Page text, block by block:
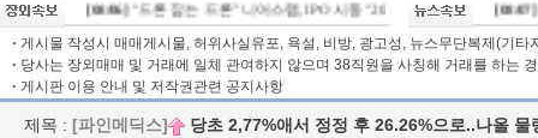
[08/06]"드론 잡는 드론" 니어스랩, IPO 시동 "2029년 방공망 체계 편입"
[08/07]"
· 게시물 작성시 매매게시물, 허위사실유포, 욕설, 비방, 광고성, 뉴스무단복제(기타
· 당사는 장외매매 및 거래에 일체 관여하지 않으며 38직원을 사칭해 거래를 하는
· 게시판 이용 안내 및 저작권관련 공지사항
제목 : [파인메딕스] 당초 2,77%애서 정정 후 26.26%으로..나올 물